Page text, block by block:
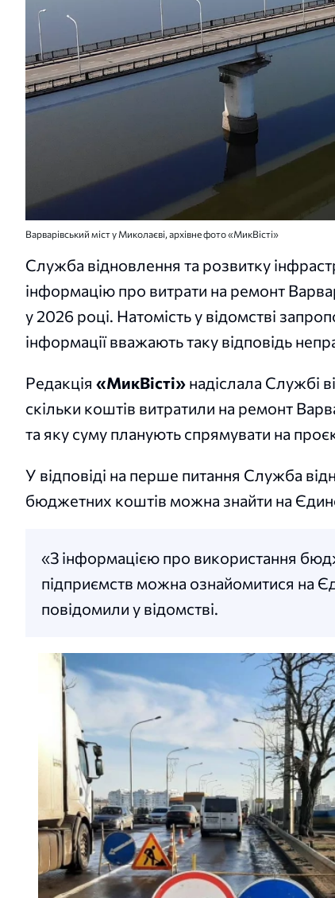
Варварівський міст у Миколаєві, архівне фото «МикВісті»
Служба відновлення та розвитку
інформацію про витрати на ремонт
у 2026 році. Натомість у відомстві
інформації вважають таку відповідь
Редакція «МикВісті» надіслала Службі
скільки коштів витратили на ремонт
та яку суму планують спрямувати на
У відповіді на перше питання Служба
бюджетних коштів можна знайти на
«З інформацією про використання
підприємств можна ознайомитися на
повідомили у відомстві.